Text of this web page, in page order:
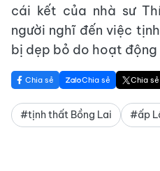
cái kết của nhà sư
người nghĩ đến việc
bị dẹp bỏ do hoạt
Chia sẻ Chia sẻ Chia sẻ
#tịnh thất Bồng Lai #ấp